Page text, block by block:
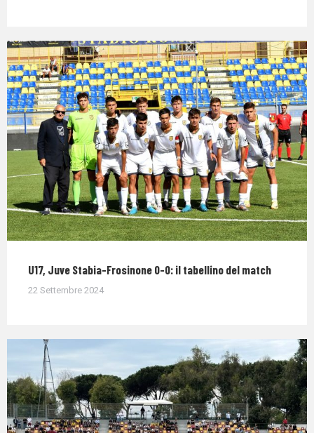
U17, Juve Stabia-Frosinone 0-0: il tabellino del match
22 Settembre 2024